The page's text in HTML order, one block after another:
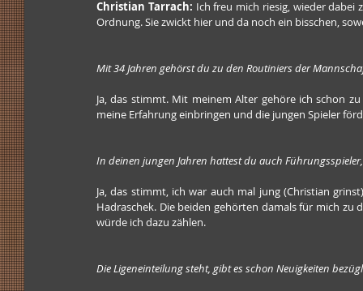
Christian Tarrach: Ich freu mich riesig, wieder
Ordnung. Sie zwickt hier und da noch ein bisschen,
Mit 34 Jahren gehörst du zu den Routiniers der
Ja, das stimmt. Mit meinem Alter gehöre ich schon
meine Erfahrung einbringen und die jungen Spieler
In deinen jungen Jahren hattest du auch
Ja, das stimmt, ich war auch mal jung (Christian
Hadraschek. Die beiden gehörten damals für mich zu
würde ich dazu zählen.
Die Ligeneinteilung steht, gibt es schon Neuigkeiten